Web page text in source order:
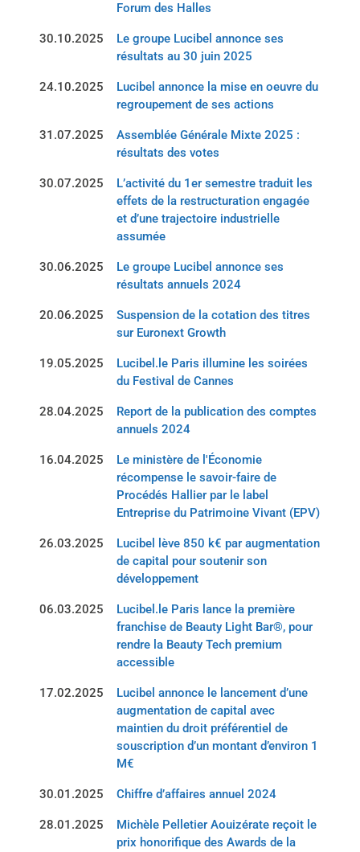
Forum des Halles
30.10.2025
Le groupe Lucibel annonce ses
résultats au 30 juin 2025
24.10.2025
Lucibel annonce la mise en oeuvre du
regroupement de ses actions
31.07.2025
Assemblée Générale Mixte 2025 :
résultats des votes
30.07.2025
L’activité du 1er semestre traduit les
effets de la restructuration engagée
et d’une trajectoire industrielle
assumée
30.06.2025
Le groupe Lucibel annonce ses
résultats annuels 2024
20.06.2025
Suspension de la cotation des titres
sur Euronext Growth
19.05.2025
Lucibel.le Paris illumine les soirées
du Festival de Cannes
28.04.2025
Report de la publication des comptes
annuels 2024
16.04.2025
Le ministère de l'Économie
récompense le savoir-faire de
Procédés Hallier par le label
Entreprise du Patrimoine Vivant (EPV)
26.03.2025
Lucibel lève 850 k€ par augmentation
de capital pour soutenir son
développement
06.03.2025
Lucibel.le Paris lance la première
franchise de Beauty Light Bar®, pour
rendre la Beauty Tech premium
accessible
17.02.2025
Lucibel annonce le lancement d’une
augmentation de capital avec
maintien du droit préférentiel de
souscription d’un montant d’environ 1
M€
30.01.2025 Chiffre d’affaires annuel 2024
28.01.2025
Michèle Pelletier Aouizérate reçoit le
prix honorifique des Awards de la